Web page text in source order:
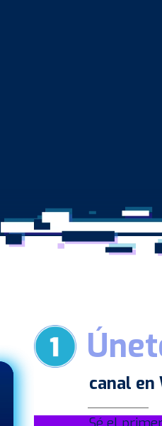
canal en